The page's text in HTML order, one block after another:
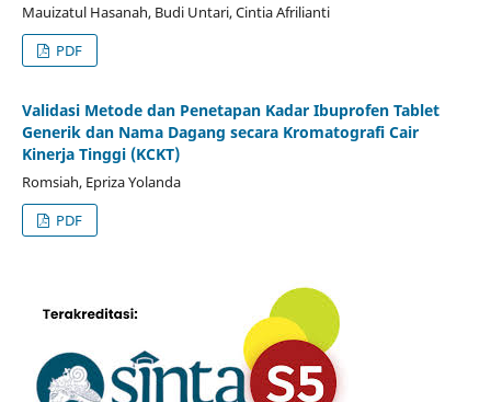
Mauizatul Hasanah, Budi Untari, Cintia Afrilianti
PDF
Validasi Metode dan Penetapan Kadar Ibuprofen Tablet
Generik dan Nama Dagang secara Kromatografi Cair
Kinerja Tinggi (KCKT)
Romsiah, Epriza Yolanda
PDF